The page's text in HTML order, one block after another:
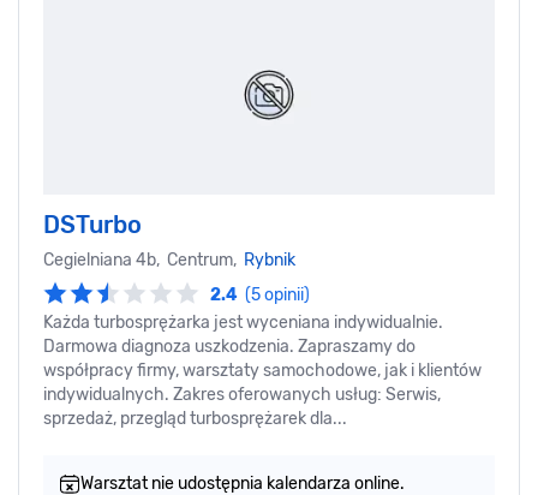
DSTurbo
Cegielniana 4b, Centrum, Rybnik
2.4 (5 opinii)
Każda turbosprężarka jest wyceniana indywidualnie.
Darmowa diagnoza uszkodzenia. Zapraszamy do
współpracy firmy, warsztaty samochodowe, jak i klientów
indywidualnych. Zakres oferowanych usług: Serwis,
sprzedaż, przegląd turbosprężarek dla...
Warsztat nie udostępnia kalendarza online.